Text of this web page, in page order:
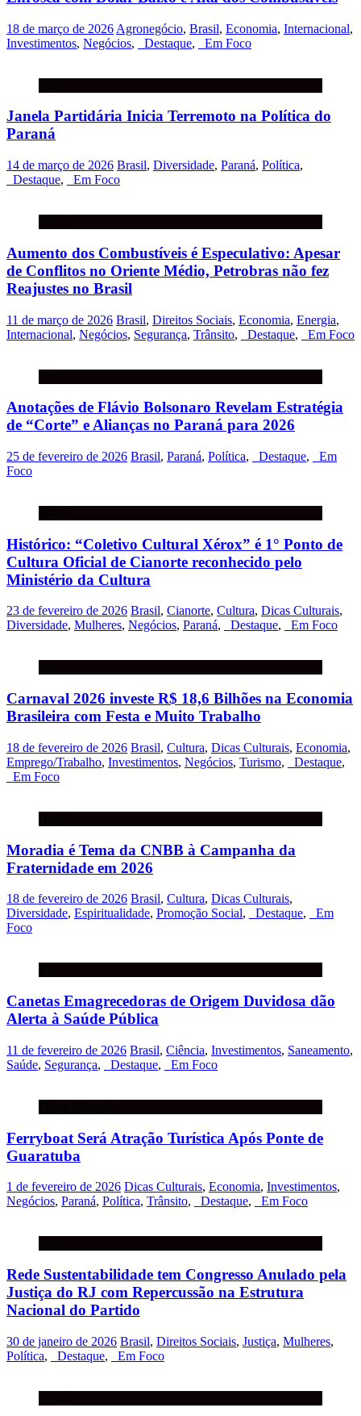
18 de março de 2026 Agronegócio, Brasil, Economia, Internacional,
Investimentos, Negócios, _Destaque, _Em Foco
Janela Partidária Inicia Terremoto na Política do
Paraná
14 de março de 2026 Brasil, Diversidade, Paraná, Política,
_Destaque, _Em Foco
Aumento dos Combustíveis é Especulativo: Apesar
de Conflitos no Oriente Médio, Petrobras não fez
Reajustes no Brasil
11 de março de 2026 Brasil, Direitos Sociais, Economia, Energia,
Internacional, Negócios, Segurança, Trânsito, _Destaque, _Em Foco
Anotações de Flávio Bolsonaro Revelam Estratégia
de “Corte” e Alianças no Paraná para 2026
25 de fevereiro de 2026 Brasil, Paraná, Política, _Destaque,
_Em
Foco
Histórico: “Coletivo Cultural Xérox” é 1° Ponto de
Cultura Oficial de Cianorte reconhecido pelo
Ministério da Cultura
23 de fevereiro de 2026 Brasil, Cianorte, Cultura, Dicas Culturais,
Diversidade, Mulheres, Negócios, Paraná, _Destaque, _Em Foco
Carnaval 2026 investe R$ 18,6 Bilhões na Economia
Brasileira com Festa e Muito Trabalho
18 de fevereiro de 2026 Brasil, Cultura, Dicas Culturais, Economia,
Emprego/Trabalho, Investimentos, Negócios, Turismo, _Destaque,
_Em Foco
Moradia é Tema da CNBB à Campanha da
Fraternidade em 2026
18 de fevereiro de 2026 Brasil, Cultura, Dicas Culturais,
Diversidade, Espiritualidade, Promoção Social, _Destaque,
_Em
Foco
Canetas Emagrecedoras de Origem Duvidosa dão
Alerta à Saúde Pública
11 de fevereiro de 2026 Brasil, Ciência, Investimentos, Saneamento,
Saúde, Segurança, _Destaque, _Em Foco
Ferryboat Será Atração Turística Após Ponte de
Guaratuba
1 de fevereiro de 2026 Dicas Culturais, Economia, Investimentos,
Negócios, Paraná, Política, Trânsito, _Destaque, _Em Foco
Rede Sustentabilidade tem Congresso Anulado pela
Justiça do RJ com Repercussão na Estrutura
Nacional do Partido
30 de janeiro de 2026 Brasil, Direitos Sociais, Justiça, Mulheres,
Política, _Destaque, _Em Foco